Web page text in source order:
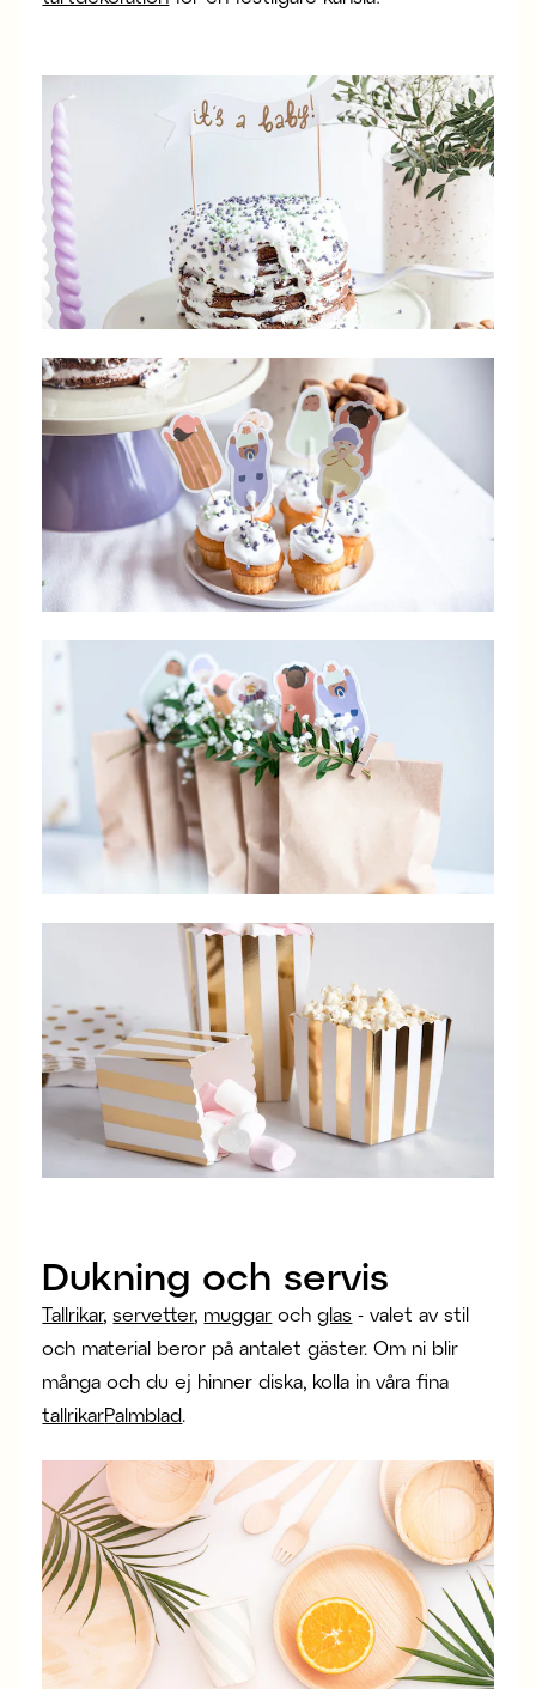
Dukning och servis
Tallrikar,servetter, muggar ochglas - valet av stil
och material beror på antalet gäster. Om ni blir
många och du ej hinner diska, kolla in våra fina
tallrikarPalmblad